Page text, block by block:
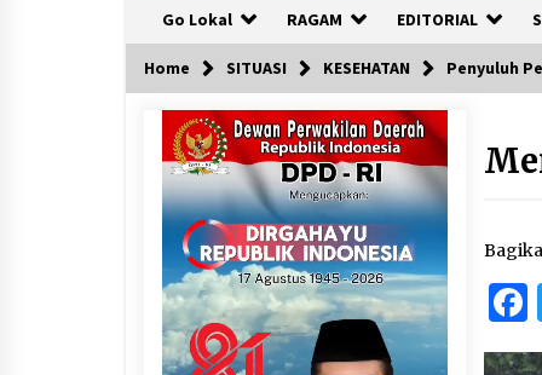
Go Lokal RAGAM EDITORIAL
Home SITUASI KESEHATAN Penyuluh